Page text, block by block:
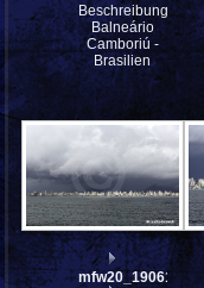
Beschreibung:
Balneário
Camboriú -
Brasilien
mfw20_190614